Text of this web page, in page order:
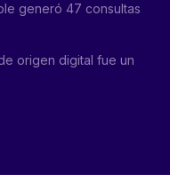
generó 47 consultas
origen digital fue un